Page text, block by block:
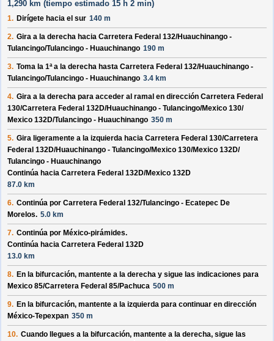
1,290 km (tiempo estimado 15 h 2 min)
1. Dirígete hacia el sur 140 m
2. Gira a la derecha hacia Carretera Federal 132/Huauchinango -
Tulancingo/Tulancingo - Huauchinango 190 m
3. Toma la 1ª a la derecha hasta Carretera Federal 132/Huauchinango -
Tulancingo/Tulancingo - Huauchinango 3.4 km
4. Gira a la derecha para acceder al ramal en dirección Carretera Federal
130/Carretera Federal 132D/Huauchinango - Tulancingo/Mexico 130/
Mexico 132D/Tulancingo - Huauchinango 350 m
5. Gira ligeramente a la izquierda hacia Carretera Federal 130/Carretera
Federal 132D/Huauchinango - Tulancingo/Mexico 130/Mexico 132D/
Tulancingo - Huauchinango
Continúa hacia Carretera Federal 132D/Mexico 132D
87.0 km
6. Continúa por Carretera Federal 132/Tulancingo - Ecatepec De
Morelos. 5.0 km
7. Continúa por México-pirámides.
Continúa hacia Carretera Federal 132D
13.0 km
8. En la bifurcación, mantente a la derecha y sigue las indicaciones para
Mexico 85/Carretera Federal 85/Pachuca 500 m
9. En la bifurcación, mantente a la izquierda para continuar en dirección
México-Tepexpan 350 m
10. Cuando llegues a la bifurcación, mantente a la derecha, sigue las